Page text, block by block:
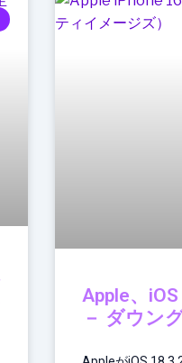
Apple、
－ ダウン